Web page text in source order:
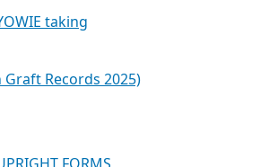
taking
Records 2025)